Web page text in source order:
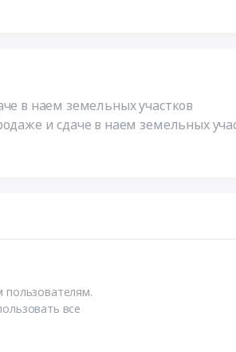
в наем земельных участков
и сдаче в наем земельных
пользователям.
все